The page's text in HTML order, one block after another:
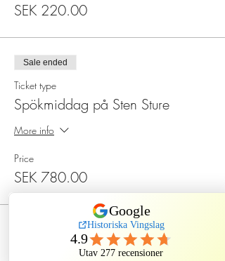
SEK 220.00
Sale ended
Ticket type
Spökmiddag på Sten Sture
More info
Price
SEK 780.00